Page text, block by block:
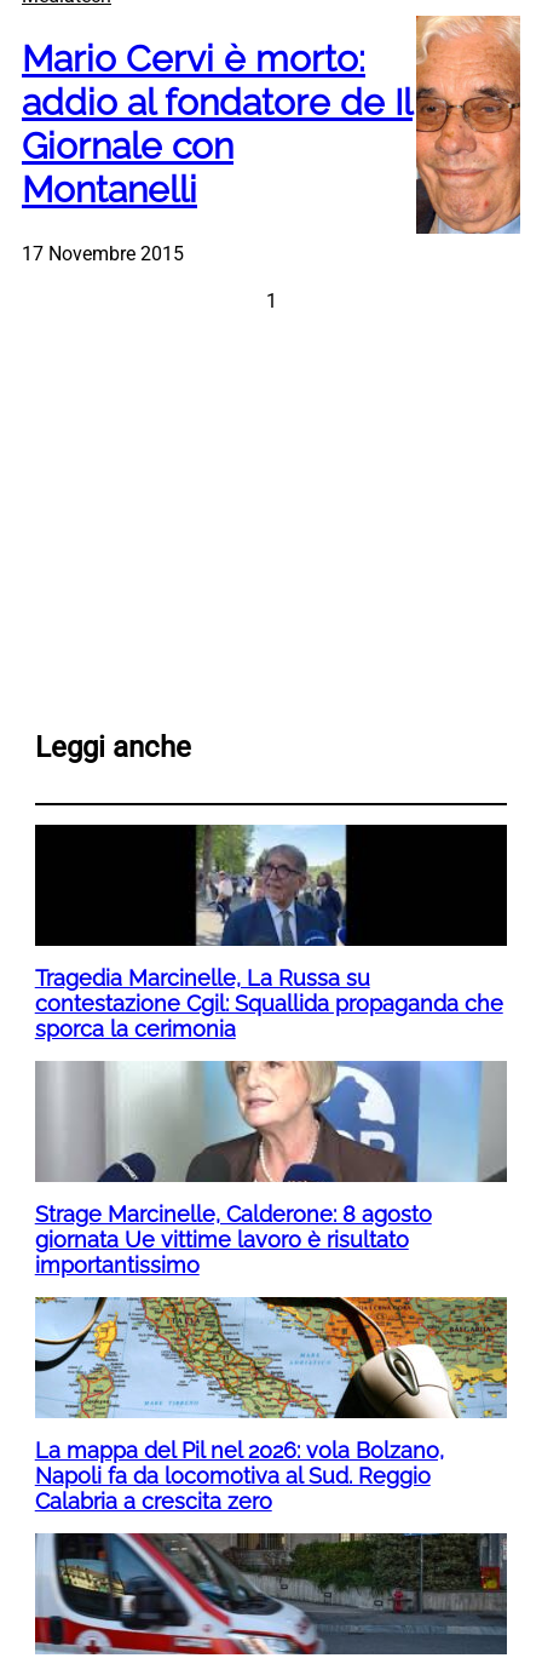
Mario Cervi è morto:
addio al fondatore de Il
Giornale con
Montanelli
17 Novembre 2015
1
Leggi anche
Tragedia Marcinelle, La Russa su
contestazione Cgil: Squallida propaganda che
sporca la cerimonia
Strage Marcinelle, Calderone: 8 agosto
giornata Ue vittime lavoro è risultato
importantissimo
La mappa del Pil nel 2026: vola Bolzano,
Napoli fa da locomotiva al Sud. Reggio
Calabria a crescita zero